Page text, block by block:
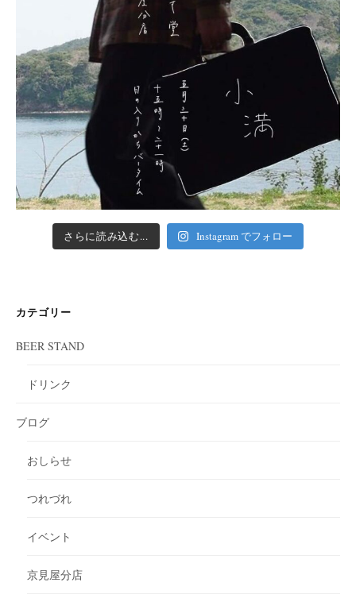
さらに読み込む... Instagram でフォロー
カテゴリー
BEER STAND
ドリンク
ブログ
おしらせ
つれづれ
イベント
京見屋分店